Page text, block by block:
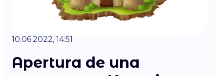
10.06.2022, 14:51
Apertura de una